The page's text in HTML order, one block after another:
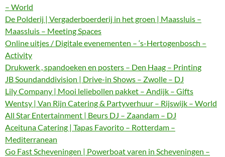
– World
De Polderij | Vergaderboerderij in het groen | Maassluis –
Maassluis – Meeting Spaces
Online uitjes / Digitale evenementen – ‘s-Hertogenbosch –
Activity
Drukwerk , spandoeken en posters – Den Haag – Printing
JB Soundanddivision | Drive-in Shows – Zwolle – DJ
Lily Company | Mooi leliebollen pakket – Andijk – Gifts
Wentsy | Van Rijn Catering & Partyverhuur – Rijswijk – World
All Star Entertainment | Beurs DJ – Zaandam – DJ
Aceituna Catering | Tapas Favorito – Rotterdam –
Mediterranean
Go Fast Scheveningen | Powerboat varen in Scheveningen –